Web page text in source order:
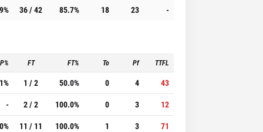
36 / 42 85.7% 18 23 -
FT FT% To Pf TTFL
1 / 2 50.0% 0 4
43
-
2 / 2 100.0% 0 3
12
11 / 11 100.0% 1 3
71